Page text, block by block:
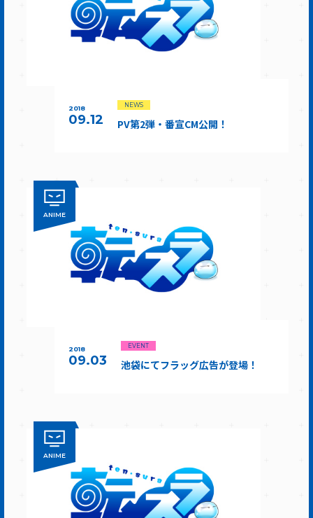
2018
09.12
NEWS
PV第2弾・番宣CM公開！
ANIME
2018
09.03
EVENT
池袋にてフラッグ広告が登場！
ANIME